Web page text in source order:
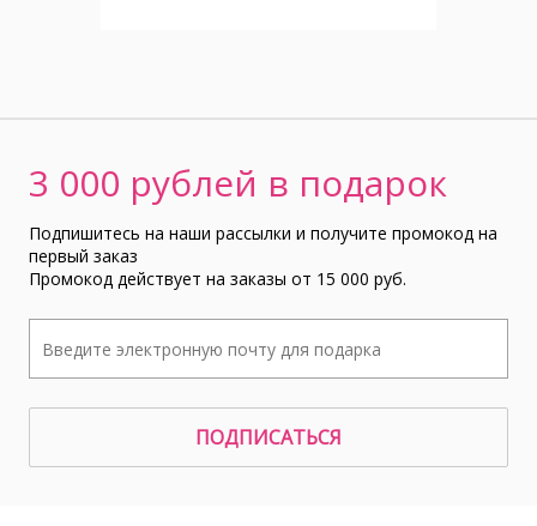
3 000 рублей в подарок
Подпишитесь на наши рассылки и получите промокод на
первый заказ
Промокод действует на заказы от 15 000 руб.
ПОДПИСАТЬСЯ